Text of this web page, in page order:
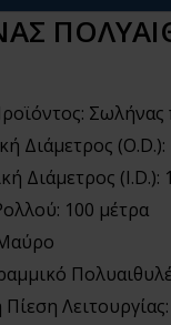
Σωλήνας
Διάμετρος
Διάμετρος (I.D.):
100 μέτρα